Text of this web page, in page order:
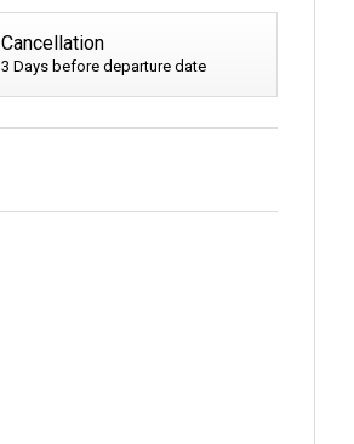
Cancellation
3 Days before departure date